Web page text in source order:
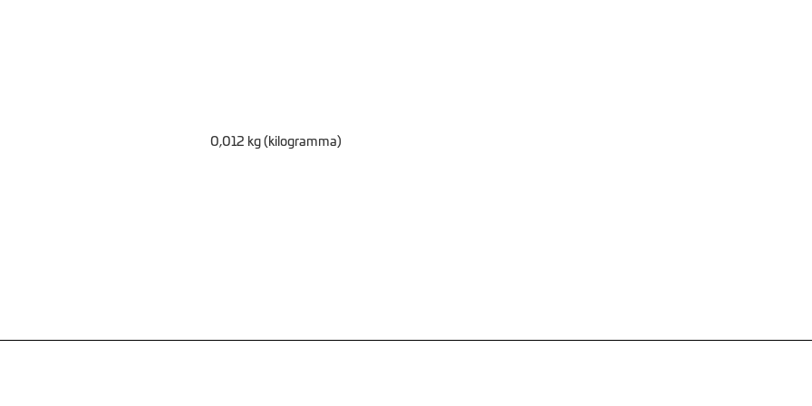
0,012 kg (kilogramma)